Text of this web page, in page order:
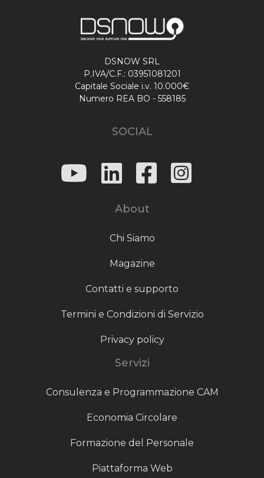
DSNOW SRL
P.IVA/C.F.: 03951081201
Capitale Sociale i.v. 10.000€
Numero REA BO - 558185
SOCIAL
About
Chi Siamo
Magazine
Contatti e supporto
Termini e Condizioni di Servizio
Privacy policy
Servizi
Consulenza e Programmazione CAM
Economia Circolare
Formazione del Personale
Piattaforma Web